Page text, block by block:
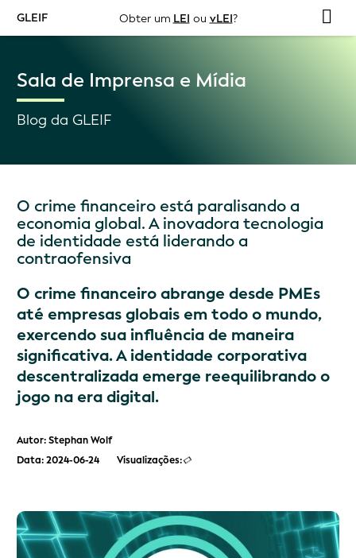
GLEIF Obter um LEI ou vLEI?
Sala de Imprensa e Mídia
Blog da GLEIF
O crime financeiro está paralisando a
economia global. A inovadora tecnologia
de identidade está liderando a
contraofensiva
O crime financeiro abrange desde PMEs
até empresas globais em todo o mundo,
exercendo sua influência de maneira
significativa. A identidade corporativa
descentralizada emerge reequilibrando o
jogo na era digital.
Autor: Stephan Wolf
Data: 2024-06-24
Visualizações: